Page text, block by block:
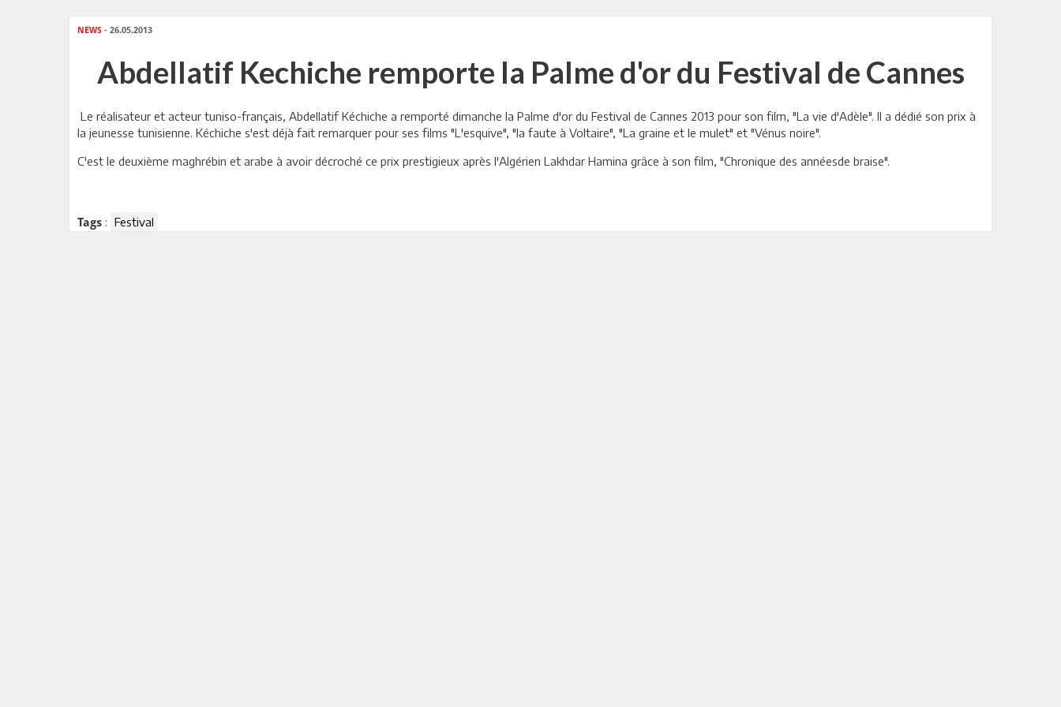
NEWS - 26.05.2013
Abdellatif Kechiche remporte la Palme d'or du Festival de Cannes
Le réalisateur et acteur tuniso-français, Abdellatif Kéchiche a remporté dimanche la Palme d'or du Festival de Cannes 2013 pour son film, "La vie d'Adèle". Il a dédié son prix à
la jeunesse tunisienne. Kéchiche s'est déjà fait remarquer pour ses films "L'esquive", "la faute à Voltaire", "La graine et le mulet" et "Vénus noire".
C'est le deuxième maghrébin et arabe à avoir décroché ce prix prestigieux après l'Algérien Lakhdar Hamina grâce à son film, "Chronique des annéesde braise".
Tags : Festival